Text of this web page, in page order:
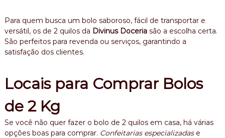
Para quem busca um bolo saboroso, fácil de transportar e
versátil, os de 2 quilos da Divinus Doceriasão a escolha certa.
São perfeitos para revenda ou serviços, garantindo a
satisfação dos clientes.
Locais para Comprar Bolos
de 2 Kg
Se você não quer fazer o bolo de 2 quilos em casa, há várias
opções boas para comprar. Confeitarias especializadase